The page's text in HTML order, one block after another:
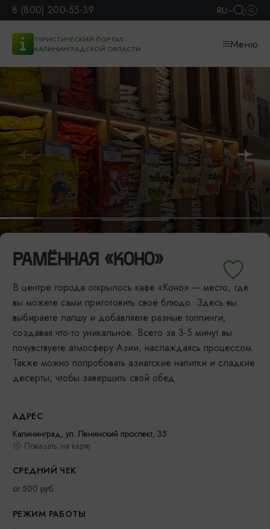
8 (800) 200-55-39 RU
ТУРИСТИЧЕСКИЙ ПОРТАЛ
КАЛИНИНГРАДСКОЙ ОБЛАСТИ
Меню
РАМЁННАЯ «КОНО»
В центре города открылось кафе «Коно» — место, где
вы можете сами приготовить своё блюдо. Здесь вы
выбираете лапшу и добавляете разные топпинги,
создавая что-то уникальное. Всего за 3-5 минут вы
почувствуете атмосферу Азии, наслаждаясь процессом.
Также можно попробовать азиатские напитки и сладкие
десерты, чтобы завершить свой обед.
АДРЕС
Калининград, ул. Ленинский проспект, 35
Показать на карте
СРЕДНИЙ ЧЕК
от 500 руб.
РЕЖИМ РАБОТЫ